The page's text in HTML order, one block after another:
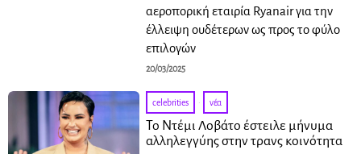
αεροπορική εταιρία Ryanair για την
έλλειψη ουδέτερων ως προς το φύλο
επιλογών
20/03/2025
celebrities · νέα
Το Ντέμι Λοβάτο έστειλε μήνυμα
αλληλεγγύης στην τρανς κοινότητα